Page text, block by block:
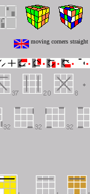
moving corners straight